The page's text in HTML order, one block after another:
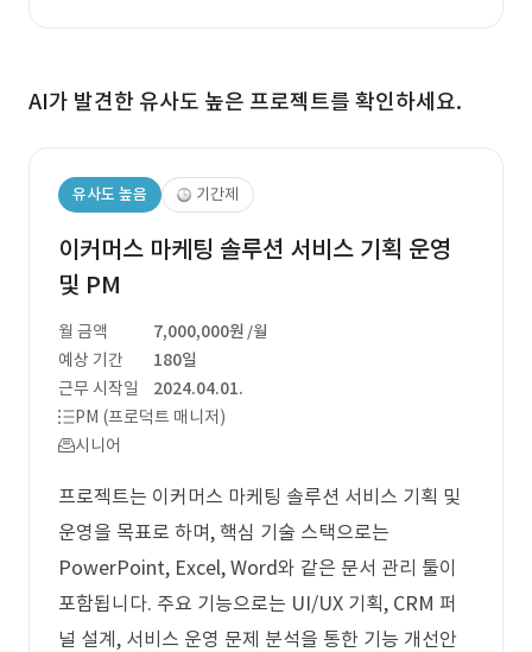
AI가 발견한 유사도 높은 프로젝트를 확인하세요.
유사도 높음 기간제
이커머스 마케팅 솔루션 서비스 기획 운영
및 PM
월 금액 7,000,000원 /월
예상 기간
180일
근무 시작일
2024.04.01.
PM (프로덕트 매니저)
시니어
프로젝트는 이커머스 마케팅 솔루션 서비스 기획 및
운영을 목표로 하며, 핵심 기술 스택으로는
PowerPoint, Excel, Word와 같은 문서 관리 툴이
포함됩니다. 주요 기능으로는 UI/UX 기획, CRM 퍼
널 설계, 서비스 운영 문제 분석을 통한 기능 개선안